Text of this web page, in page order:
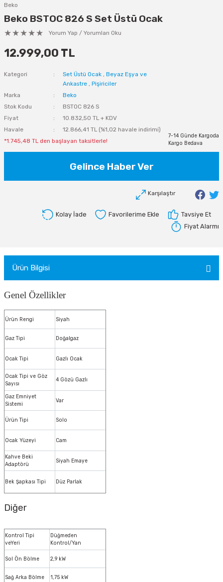
Beko
Beko BSTOC 826 S Set Üstü Ocak
Yorum Yap / Yorumları Oku
12.999,00 TL
Kategori Set Üstü Ocak , Beyaz Eşya ve
Ankastre , Pişiriciler
Marka
Beko
Stok Kodu
BSTOC 826 S
Fiyat
10.832,50 TL + KDV
Havale
12.866,41 TL (%1,02 havale indirimi)
*1.745,48 TL den başlayan taksitlerle!
7-14 Günde Kargoda
Kargo Bedava
Gelince Haber Ver
Karşılaştır
Kolay İade
Tavsiye Et
Fiyat Alarmı
Ürün Bilgisi
Genel Özellikler
Ürün Rengi Siyah
Gaz Tipi Doğalgaz
Ocak Tipi Gazlı Ocak
Ocak Tipi ve Göz
Sayısı
4 Gözü Gazlı
Gaz Emniyet
Sistemi
Var
Ürün Tipi Solo
Ocak Yüzeyi Cam
Kahve Beki
Adaptörü
Siyah Emaye
Bek Şapkası Tipi Düz Parlak
Diğer
Kontrol Tipi
veYeri
Düğmeden
Kontrol/Yan
Sol Ön Bölme 2,9 kW
Sağ Arka Bölme 1,75 kW